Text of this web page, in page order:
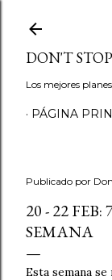
DON'T
Los mejores
PÁGINA
Publicado por
20 - 22
SEMANA
Esta semana